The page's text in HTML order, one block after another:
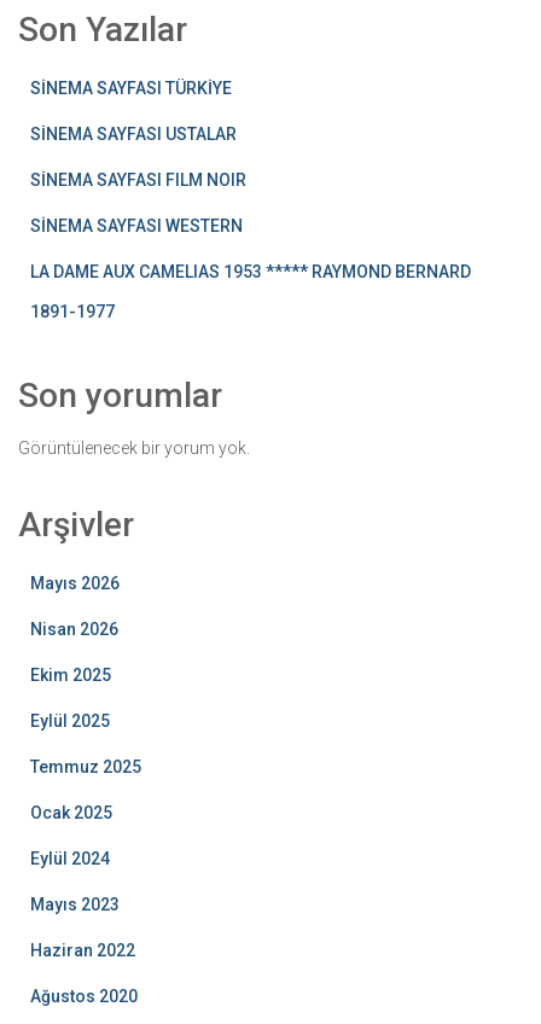
Son Yazılar
SİNEMA SAYFASI TÜRKİYE
SİNEMA SAYFASI USTALAR
SİNEMA SAYFASI FILM NOIR
SİNEMA SAYFASI WESTERN
LA DAME AUX CAMELIAS 1953 ***** RAYMOND BERNARD
1891-1977
Son yorumlar
Görüntülenecek bir yorum yok.
Arşivler
Mayıs 2026
Nisan 2026
Ekim 2025
Eylül 2025
Temmuz 2025
Ocak 2025
Eylül 2024
Mayıs 2023
Haziran 2022
Ağustos 2020